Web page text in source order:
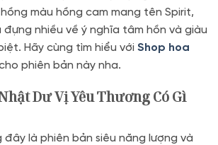
màu hồng cam mang tên Spirit,
nhiều về ý nghĩa tâm hồn và giàu
Hãy cùng tìm hiểu với Shop hoa
phiên bản này nha.
Dư Vị Yêu Thương Có Gì
là phiên bản siêu năng lượng và